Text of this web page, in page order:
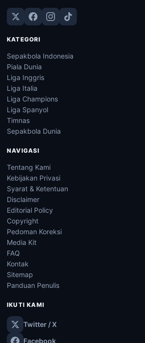
KATEGORI
Sepakbola Indonesia
Piala Dunia
Liga Inggris
Liga Italia
Liga Champions
Liga Spanyol
Timnas
Sepakbola Dunia
NAVIGASI
Tentang Kami
Kebijakan Privasi
Syarat & Ketentuan
Disclaimer
Editorial Policy
Copyright
Pedoman Koreksi
Media Kit
FAQ
Kontak
Sitemap
Panduan Penulis
IKUTI KAMI
Twitter / X
Facebook